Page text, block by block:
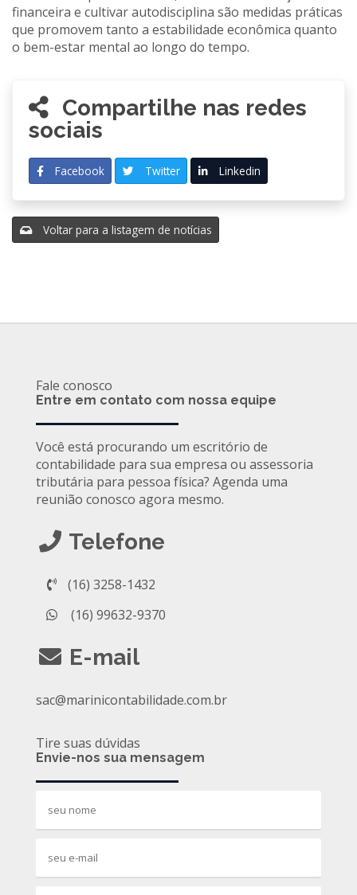
financeira e cultivar autodisciplina são medidas práticas
que promovem tanto a estabilidade econômica quanto
o bem-estar mental ao longo do tempo.
Compartilhe nas redes
sociais
Facebook Twitter Linkedin
Voltar para a listagem de notícias
Fale conosco
Entre em contato com nossa equipe
Você está procurando um escritório de
contabilidade para sua empresa ou assessoria
tributária para pessoa física? Agenda uma
reunião conosco agora mesmo.
Telefone
(16) 3258-1432
(16) 99632-9370
E-mail
sac@marinicontabilidade.com.br
Tire suas dúvidas
Envie-nos sua mensagem